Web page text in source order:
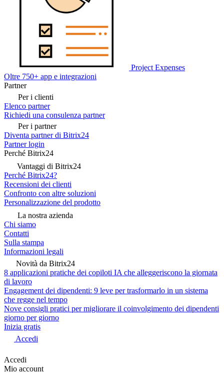
Project Expenses
Oltre 750+ app e integrazioni
Partner
Per i clienti
Elenco partner
Richiedi una consulenza partner
Per i partner
Diventa partner di Bitrix24
Partner login
Perché Bitrix24
Vantaggi di Bitrix24
Perché Bitrix24?
Recensioni dei clienti
Confronto con altre soluzioni
Personalizzazione del prodotto
La nostra azienda
Chi siamo
Contatti
Sulla stampa
Informazioni legali
Novità da Bitrix24
8 applicazioni pratiche dei copiloti IA che alleggeriscono la giornata
di lavoro
Engagement dei dipendenti: 9 leve per trasformarlo in un sistema
che regge nel tempo
Nove consigli pratici per migliorare il coinvolgimento dei dipendenti
giorno per giorno
Inizia gratis
Accedi
Accedi
Mio account